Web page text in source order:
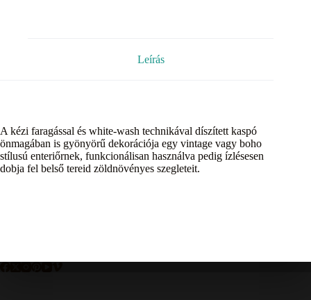
Leírás
A kézi faragással és white-wash technikával díszített kaspó
önmagában is gyönyörű dekorációja egy vintage vagy boho
stílusú enteriőrnek, funkcionálisan használva pedig ízlésesen
dobja fel belső tereid zöldnövényes szegleteit.